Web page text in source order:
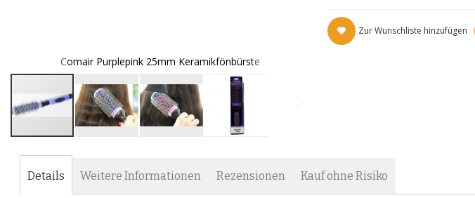
Comair Purplepink 25mm Keramikfönbürste
Anfang
Bildgalerie
Zur Wunschliste hinzufügen
Details Weitere Informationen Rezensionen Kauf ohne Risiko